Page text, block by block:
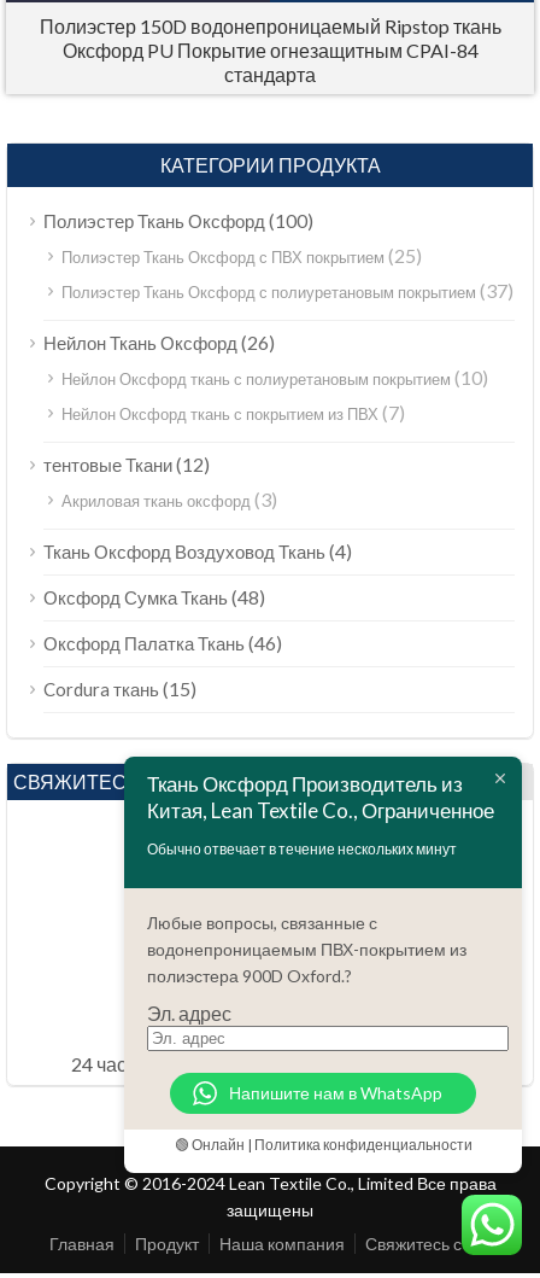
Полиэстер 150D водонепроницаемый Ripstop ткань
Оксфорд PU Покрытие огнезащитным CPAI-84
стандарта
КАТЕГОРИИ ПРОДУКТА
Полиэстер Ткань Оксфорд (100)
Полиэстер Ткань Оксфорд с ПВХ покрытием (25)
Полиэстер Ткань Оксфорд с полиуретановым покрытием (37)
Нейлон Ткань Оксфорд (26)
Нейлон Оксфорд ткань с полиуретановым покрытием (10)
Нейлон Оксфорд ткань с покрытием из ПВХ (7)
тентовые Ткани(12)
Акриловая ткань оксфорд (3)
Ткань Оксфорд Воздуховод Ткань(4)
Оксфорд Сумка Ткань(48)
Оксфорд Палатка Ткань(46)
Cordura ткань(15)
СВЯЖИТЕСЬ С НАМИ
Вопросов?
86.15051486055
order@china-fabrics.net
24 часов каждый день 7 дней каждую неделю
Copyright © 2016-2024 Lean Textile Co., Limited Все права
защищены
Главная
Продукт Наша компания Свяжитесь с нами
Ткань Оксфорд Производитель из
Китая, Lean Textile Co., Ограниченное
Обычно отвечает в течение нескольких минут
Любые вопросы, связанные с
водонепроницаемым ПВХ-покрытием из
полиэстера 900D Oxford.?
Эл. адрес
Напишите нам в WhatsApp
🟢 Онлайн | Политика конфиденциальности